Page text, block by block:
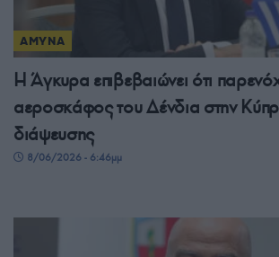
ΑΜΥΝΑ
Η Άγκυρα επιβεβαιώνει ότι
αεροσκάφος του Δένδια στην
διάψευσης
8/06/2026 - 6:46μμ